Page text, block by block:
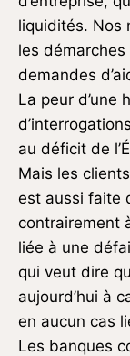
liquidités. Nos
les
demandes
La peur d’une
au déficit de
Mais les
est aussi faite
contrairement
liée à une
qui veut dire
aujourd’hui à
en aucun cas
Les banques